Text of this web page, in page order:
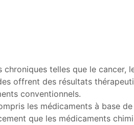
chroniques telles que le cancer,
offrent des résultats
conventionnels.
les médicaments à base
que les médicaments